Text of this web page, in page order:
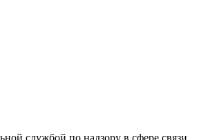
службой по надзору в сфере связи,